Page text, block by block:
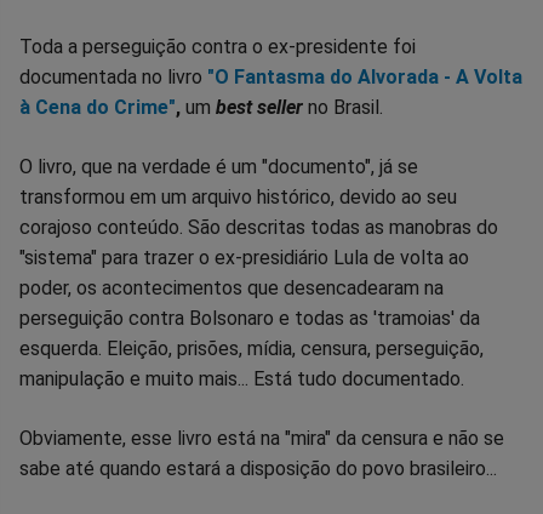
Toda a perseguição contra o ex-presidente foi
documentada no livro "O Fantasma do Alvorada - A Volta
à Cena do Crime", um best seller no Brasil.
O livro, que na verdade é um "documento", já se
transformou em um arquivo histórico, devido ao seu
corajoso conteúdo. São descritas todas as manobras do
"sistema" para trazer o ex-presidiário Lula de volta ao
poder, os acontecimentos que desencadearam na
perseguição contra Bolsonaro e todas as 'tramoias' da
esquerda. Eleição, prisões, mídia, censura, perseguição,
manipulação e muito mais... Está tudo documentado.
Obviamente, esse livro está na "mira" da censura e não se
sabe até quando estará a disposição do povo brasileiro...